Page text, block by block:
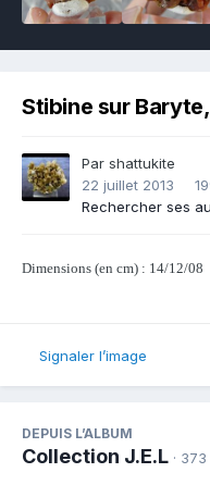
Stibine sur
Par shattukite
22 juillet 2013
Rechercher ses
Dimensions (en cm) : 14/12/08
Signaler l’image
DEPUIS L’ALBUM
Collection J.E.L ·